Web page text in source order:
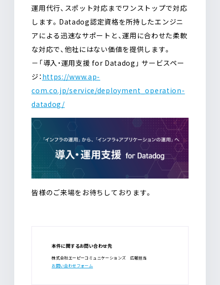
運用代行、スポット対応までワンストップで対応
します。Datadog認定資格を所持したエンジニ
アによる迅速なサポートと、運用に合わせた柔軟
な対応で、他社にはない価値を提供します。
－「導入・運用支援 for Datadog」 サービスペー
ジ： https://www.ap-
com.co.jp/service/deployment_operation-
datadog/
皆様のご来場をお待ちしております。
本件に関するお問い合わせ先
株式会社エーピーコミュニケーションズ 広報担当
お問い合わせフォーム